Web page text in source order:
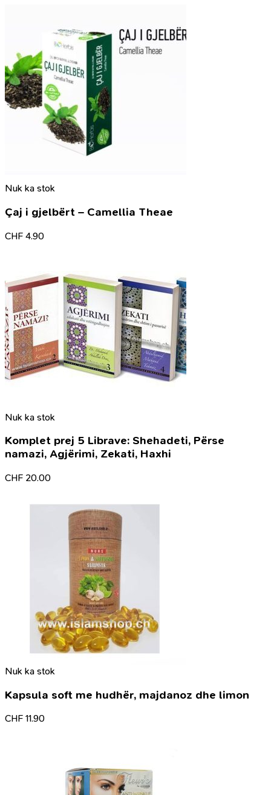
Nuk ka stok
Çaj i gjelbërt – Camellia Theae
CHF 4.90
Nuk ka stok
Komplet prej 5 Librave: Shehadeti, Përse
namazi, Agjërimi, Zekati, Haxhi
CHF 20.00
Nuk ka stok
Kapsula soft me hudhër, majdanoz dhe limon
CHF 11.90